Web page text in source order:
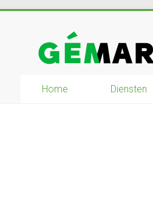
GEMAR
natuurbouw
Home Diensten